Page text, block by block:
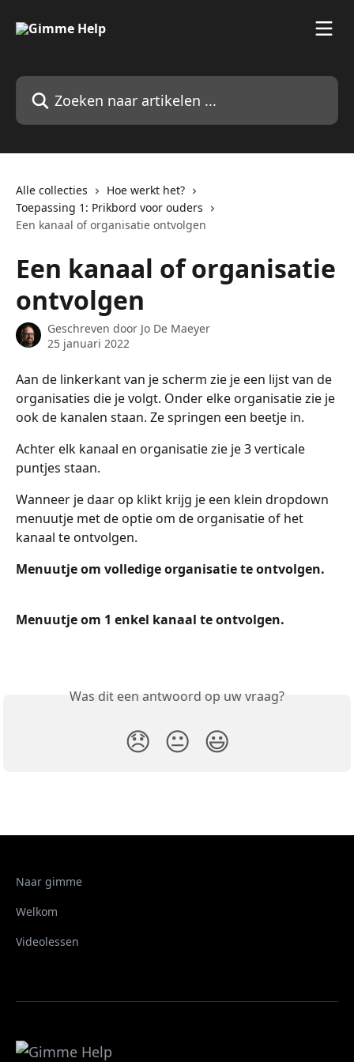
Zoeken naar artikelen ...
Alle collecties
Hoe werkt het?
Toepassing 1: Prikbord voor ouders
Een kanaal of organisatie ontvolgen
Een kanaal of organisatie
ontvolgen
Geschreven door Jo De Maeyer
25 januari 2022
Aan de linkerkant van je scherm zie je een lijst van de
organisaties die je volgt. Onder elke organisatie zie je
ook de kanalen staan. Ze springen een beetje in.
Achter elk kanaal en organisatie zie je 3 verticale
puntjes staan.
Wanneer je daar op klikt krijg je een klein dropdown
menuutje met de optie om de organisatie of het
kanaal te ontvolgen.
Menuutje om volledige organisatie te ontvolgen.
Menuutje om 1 enkel kanaal te ontvolgen.
Was dit een antwoord op uw vraag?
😞 😐 😃
Naar gimme
Welkom
Videolessen